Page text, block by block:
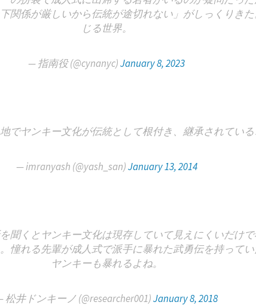
関係が厳しいから伝統が途切れない」がしっくりき
じる世界。
— 指南役 (@cynanyc)January 8, 2023
でヤンキー文化が伝統として根付き、継承されている
— imranyash (@yash_san)January 13, 2014
聞くとヤンキー文化は現存していて見えにくいだけ
憧れる先輩が成人式で派手に暴れた武勇伝を持って
ヤンキーも暴れるよね。
松井ドンキーノ (@researcher001)January 8, 2018